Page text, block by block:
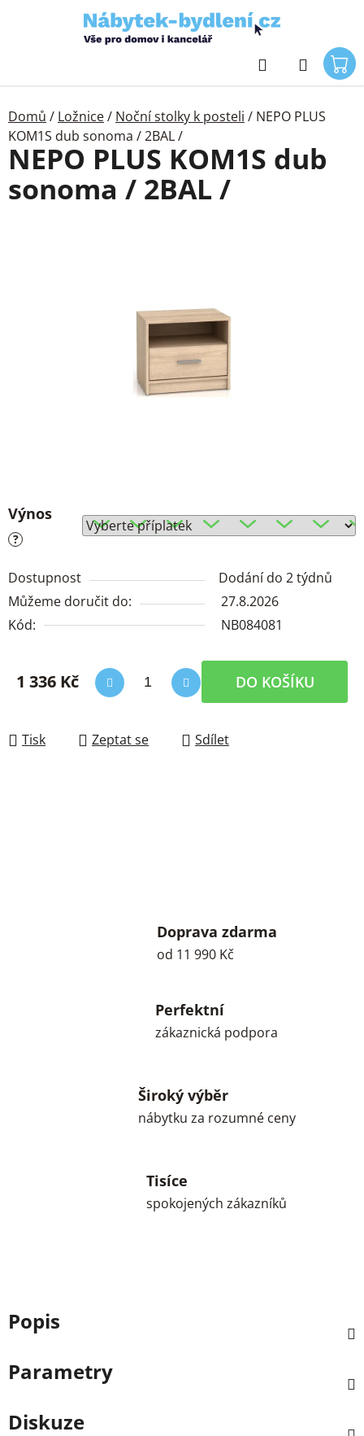
Hledat
Domů / Ložnice/ Noční stolky k posteli / NEPO PLUS
KOM1S dub sonoma / 2BAL /
Výnos
?
Dostupnost
Dodání do 2 týdnů
Můžeme doručit do:
27.8.2026
Kód:
NB084081
1 336 Kč DO KOŠÍKU
Tisk Zeptat se Sdílet
NEPO PLUS KOM1S dub
sonoma / 2BAL /
Doprava zdarma
od 11 990 Kč
Perfektní
zákaznická podpora
Široký výběr
nábytku za rozumné ceny
Tisíce
spokojených zákazníků
Popis
Parametry
Diskuze